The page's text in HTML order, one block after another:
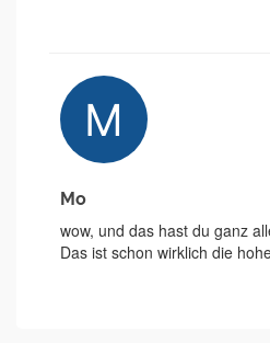
Mo
wow, und das hast du ganz
Das ist schon wirklich die